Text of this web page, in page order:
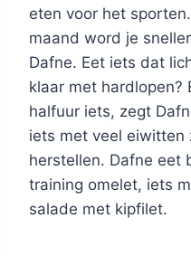
eten voor het
maand word je
Dafne. Eet iets dat
klaar met hardlopen?
halfuur iets, zegt
iets met veel eiwitten
herstellen. Dafne eet
training omelet, iets
salade met kipfilet.